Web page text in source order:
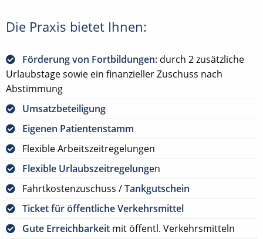
Die Praxis bietet Ihnen:
Förderung von Fortbildungen: durch 2 zusätzliche
Urlaubstage sowie ein finanzieller Zuschuss nach
Abstimmung
Umsatzbeteiligung
Eigenen Patientenstamm
Flexible Arbeitszeitregelungen
Flexible Urlaubszeitregelungen
Fahrtkostenzuschuss /Tankgutschein
Ticket für öffentliche Verkehrsmittel
Gute Erreichbarkeit mit öffentl. Verkehrsmitteln